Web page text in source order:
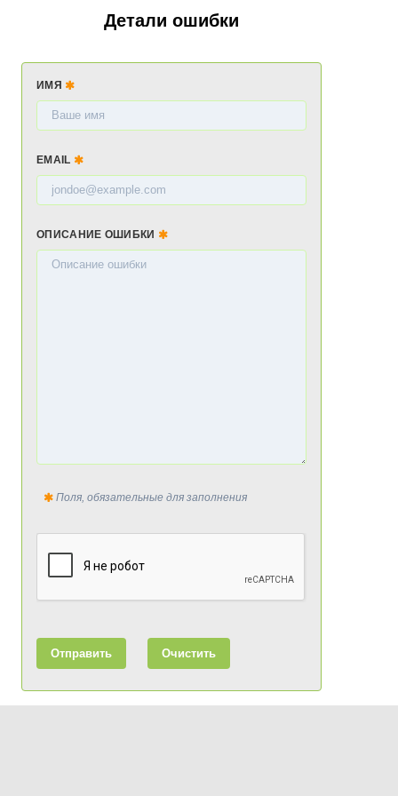
Детали ошибки
ИМЯ
EMAIL
ОПИСАНИЕ ОШИБКИ
Поля, обязательные для заполнения
Отправить Очистить